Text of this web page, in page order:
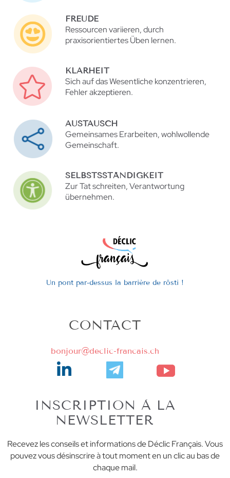
FREUDE
Ressourcen variieren, durch
praxisorientiertes Üben lernen.
KLARHEIT
Sich auf das Wesentliche konzentrieren,
Fehler akzeptieren.
AUSTAUSCH
Gemeinsames Erarbeiten, wohlwollende
Gemeinschaft.
SELBSTSSTÄNDIGKEIT
Zur Tat schreiten, Verantwortung
übernehmen.
Un pont par-dessus la barrière de rösti !
CONTACT
bonjour@declic-francais.ch
INSCRIPTION À LA
NEWSLETTER
Recevez les conseils et informations de Déclic Français. Vous
pouvez vous désinscrire à tout moment en un clic au bas de
chaque mail.